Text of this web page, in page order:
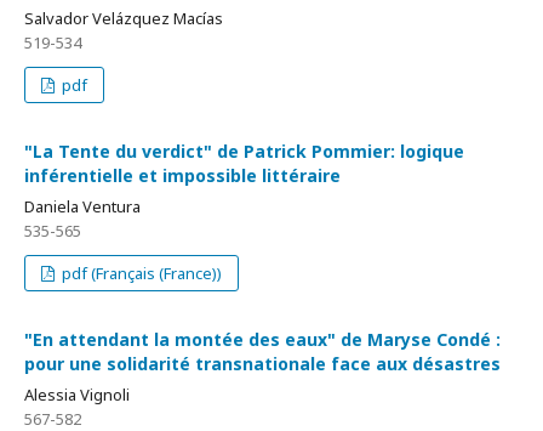
Salvador Velázquez Macías
519-534
pdf
"La Tente du verdict" de Patrick Pommier: logique
inférentielle et impossible littéraire
Daniela Ventura
535-565
pdf (Français (France))
"En attendant la montée des eaux" de Maryse Condé :
pour une solidarité transnationale face aux désastres
Alessia Vignoli
567-582